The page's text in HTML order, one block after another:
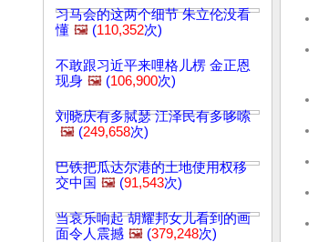
习马会的这两个细节 朱立伦没看
懂 🖼️ (110,352次)
不敢跟习近平来哩格儿楞 金正恩
现身 🖼️ (106,900次)
刘晓庆有多脦瑟 江泽民有多哆嗦
🖼️ (249,658次)
巴铁把瓜达尔港的土地使用权移
交中国 🖼️ (91,543次)
当哀乐响起 胡耀邦女儿看到的画
面令人震撼 🖼️ (379,248次)